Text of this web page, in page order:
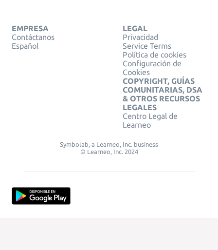
EMPRESA
Contáctanos
Español
LEGAL
Privacidad
Service Terms
Política de cookies
Configuración de
Cookies
COPYRIGHT, GUÍAS
COMUNITARIAS, DSA
& OTROS RECURSOS
LEGALES
Centro Legal de
Learneo
Symbolab, a Learneo, Inc. business
© Learneo, Inc. 2024